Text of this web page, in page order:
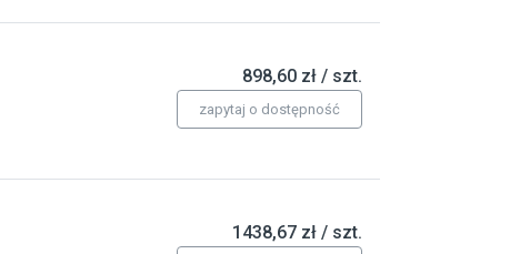
898,60 zł / szt.
zapytaj o dostępność
1438,67 zł / szt.